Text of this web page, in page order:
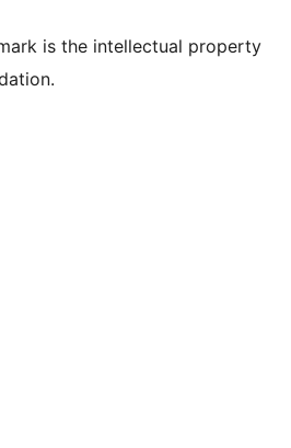
is the intellectual property